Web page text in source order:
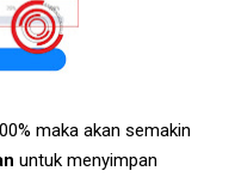
maka akan semakin
untuk menyimpan